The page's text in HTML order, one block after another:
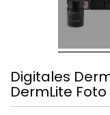
Digitales
DermLite Foto